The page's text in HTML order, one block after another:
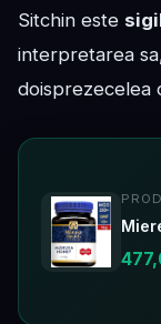
Sitchin este
interpretarea
doisprezecelea